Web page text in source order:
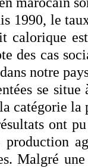
1990, le
calorique
des cas
notre
se
catégorie la
ont
production
Malgré